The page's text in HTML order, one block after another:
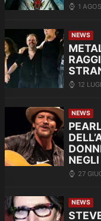
1
NEWS
12
NEWS
27
NEWS